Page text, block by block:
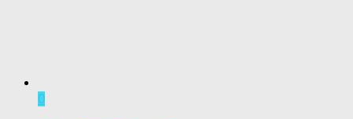
0